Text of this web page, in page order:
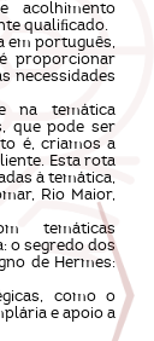
acolhimento
qualiﬁcado.
em português,
proporcionar
necessidades
na temática
que pode ser
é, criamos a
Esta rota
à temática,
Rio Maior,
temáticas
o segredo dos
de Hermes:
como o
e apoio a